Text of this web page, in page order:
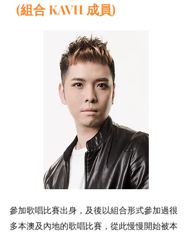
(組合 KAVH 成員)
參加歌唱比賽出身，及後以組合形式參加過很
多本澳及內地的歌唱比賽，從此慢慢開始被本